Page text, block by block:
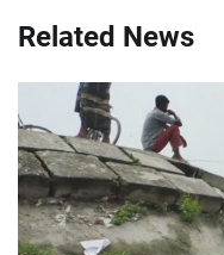
Related News